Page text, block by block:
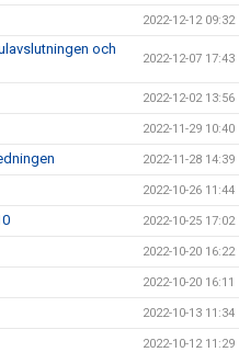
2022-12-12 09:32
och
2022-12-07 17:43
2022-12-02 13:56
2022-11-29 10:40
2022-11-28 14:39
2022-10-26 11:44
2022-10-25 17:02
2022-10-20 16:22
2022-10-20 16:11
2022-10-13 11:34
2022-10-12 11:29